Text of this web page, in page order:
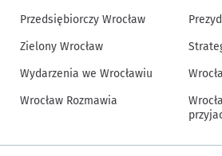
Przedsiębiorczy Wrocław
Zielony Wrocław
Wydarzenia we Wrocławiu
Wrocław Rozmawia